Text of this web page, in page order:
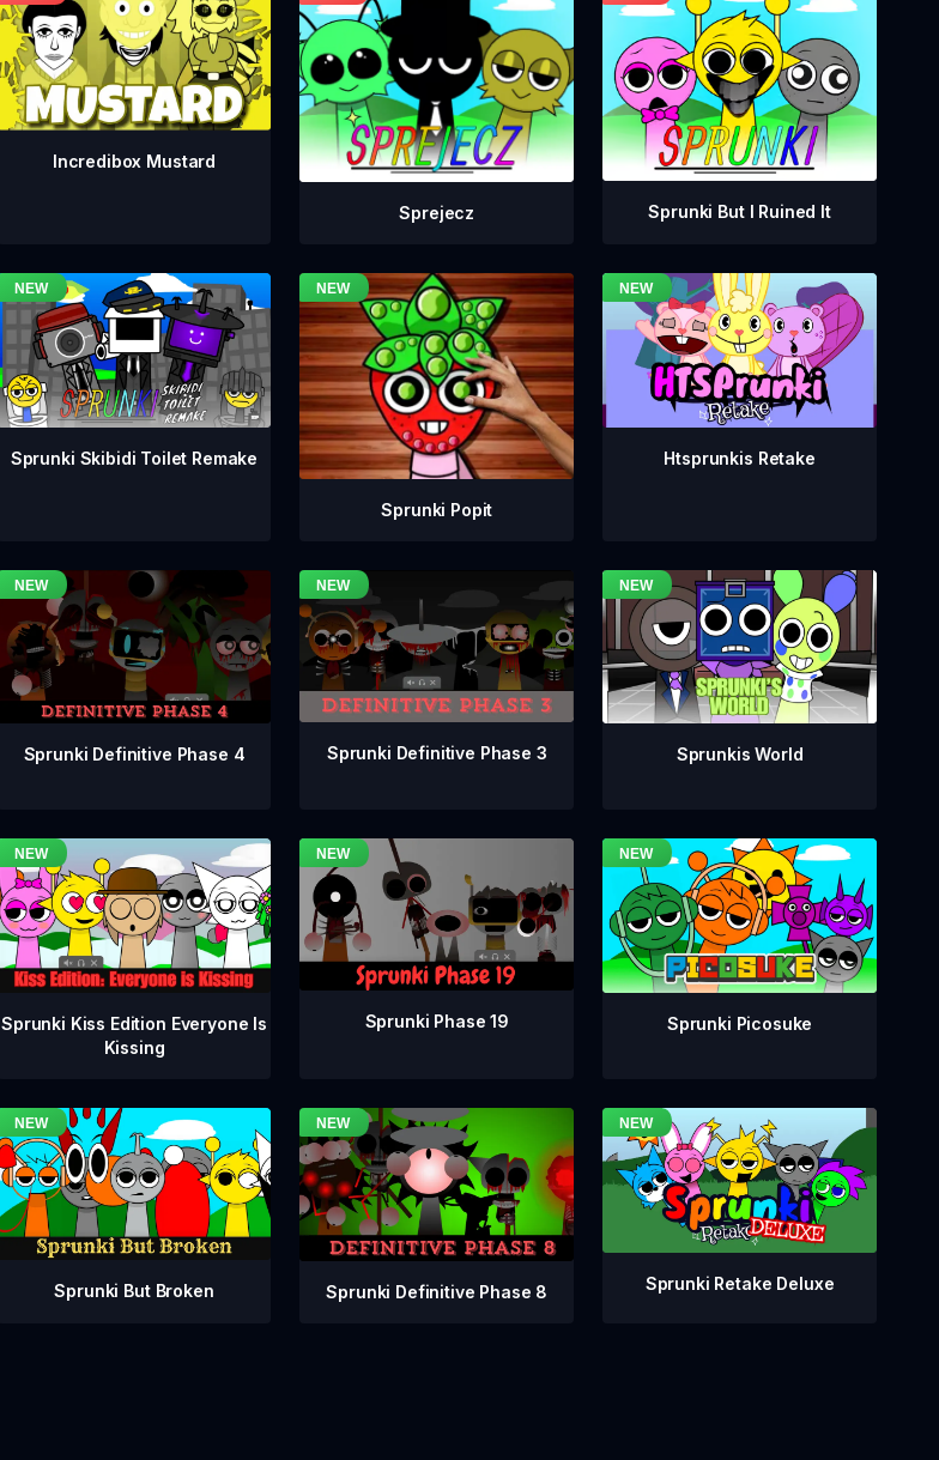
Incredibox Mustard
Sprejecz Sprunki But I Ruined It
Sprunki Skibidi Toilet Remake
Sprunki Popit
Htsprunkis Retake
Sprunki Definitive Phase 4 Sprunki Definitive Phase 3 Sprunkis World
Sprunki Kiss Edition Everyone Is
Kissing
Sprunki Phase 19 Sprunki Picosuke
Sprunki But Broken Sprunki Definitive Phase 8 Sprunki Retake Deluxe